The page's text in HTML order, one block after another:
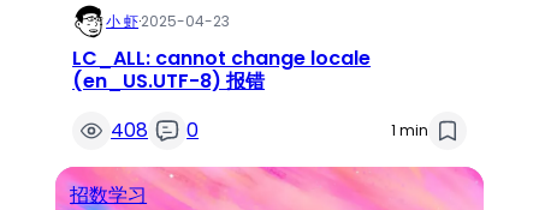
小 虾·2025-04-23
LC_ALL: cannot change locale
(en_US.UTF-8) 报错
408
0 1 min
招数学习